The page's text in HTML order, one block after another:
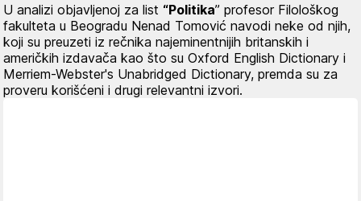
U analizi objavljenoj za list “Politika” profesor Filološkog
fakulteta u Beogradu Nenad Tomović navodi neke od njih,
koji su preuzeti iz rečnika najeminentnijih britanskih i
američkih izdavača kao što su Oxford English Dictionary i
Merriem-Webster's Unabridged Dictionary, premda su za
proveru korišćeni i drugi relevantni izvori.